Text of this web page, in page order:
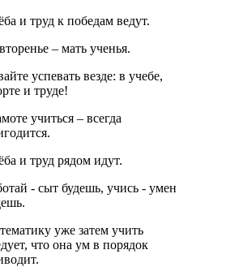
и труд к победам ведут.
– мать ученья.
успевать везде: в учебе,
и труде!
учиться – всегда
и труд рядом идут.
- сыт будешь, учись - умен
уже затем учить
что она ум в порядок